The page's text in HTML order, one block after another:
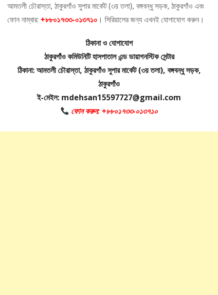
আমতলী চৌরাস্তা, ঠাকুরগাঁও সুপার মার্কেট (৩য় তলা), বঙ্গবন্ধু সড়ক, ঠাকুরগাঁও এবং
ফোন নাম্বার: +৮৮০১৭৩৩-০১৩৭১০ । সিরিয়ালের জন্য এখনই যোগাযোগ করুন।
ঠিকানা ও যোগাযোগ
ঠাকুরগাঁও কমিউনিটি হাসপাতাল এন্ড ডায়াগনস্টিক সেন্টার
ঠিকানা: আমতলী চৌরাস্তা, ঠাকুরগাঁও সুপার মার্কেট (৩য় তলা), বঙ্গবন্ধু সড়ক,
ঠাকুরগাঁও
ই-মেইল: mdehsan15597727@gmail.com
ফোন করুন: +৮৮০১৭৩৩-০১৩৭১০